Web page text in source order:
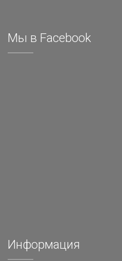
Мы в Facebook
Информация